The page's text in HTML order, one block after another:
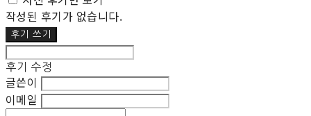
작성된 후기가 없습니다.
후기 쓰기
후기 수정
글쓴이
이메일